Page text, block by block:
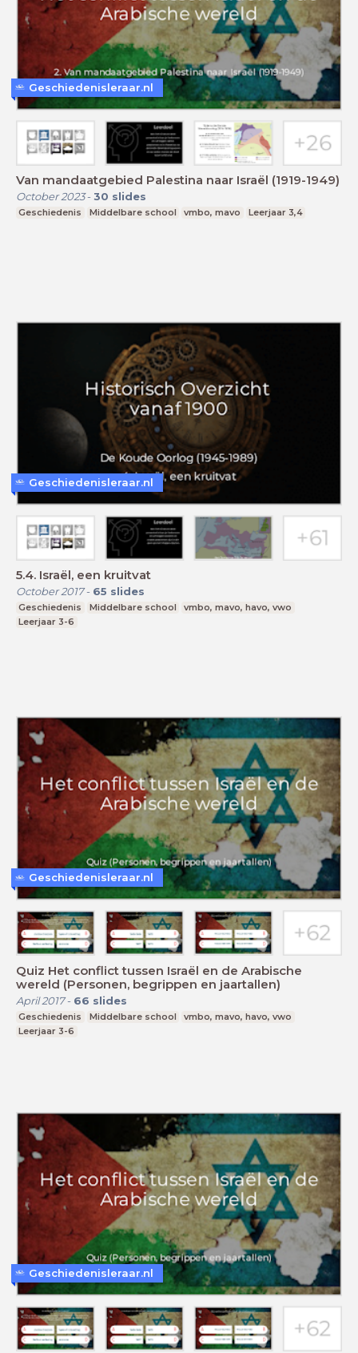
Van mandaatgebied Palestina naar Israël (1919-1949)
October 2023- 30 slides
Geschiedenis Middelbare school vmbo, mavo Leerjaar 3,4
Geschiedenisleraar.nl
5.4. Israël, een kruitvat
October 2017- 65 slides
Geschiedenis Middelbare school
vmbo, mavo, havo, vwo
Leerjaar 3-6
Geschiedenisleraar.nl
Quiz Het conflict tussen Israël en de Arabische
wereld (Personen, begrippen en jaartallen)
April 2017- 66 slides
Geschiedenis Middelbare school
vmbo, mavo, havo, vwo
Leerjaar 3-6
Geschiedenisleraar.nl
Geschiedenisleraar.nl